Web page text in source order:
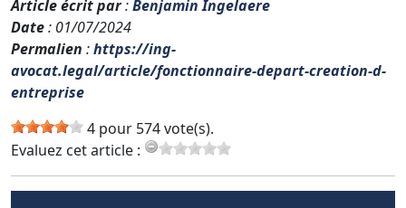
Article écrit par:Benjamin Ingelaere
Date: 01/07/2024
Permalien :https://ing-
avocat.legal/article/fonctionnaire-depart-creation-d-
entreprise
4 pour 574 vote(s).
Evaluez cet article :